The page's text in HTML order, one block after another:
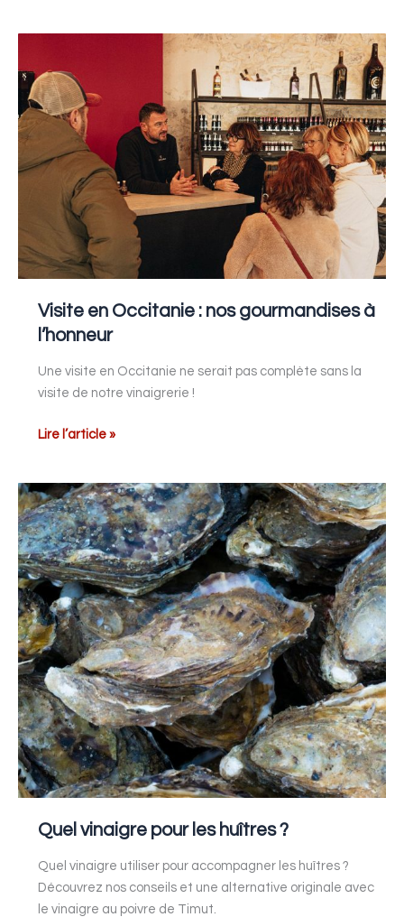
Visite en Occitanie : nos gourmandises à
l’honneur
Une visite en Occitanie ne serait pas complète sans la
visite de notre vinaigrerie !
Occitanie
:
gourmandises
à
l’honneur
Lire l’article »
Quel vinaigre pour les huîtres ?
Quel vinaigre utiliser pour accompagner les huîtres ?
Découvrez nos conseils et une alternative originale avec
le vinaigre au poivre de Timut.
Quel
vinaigre
pour
les
huîtres
?